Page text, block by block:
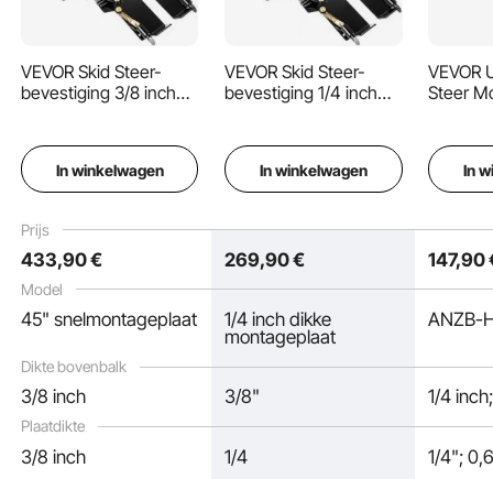
VEVOR schranklader montageplaat
Onze schrankladermontageplaat is gemaakt van 50 gauge staal en
biedt het een enorme weerstand tegen druk en roest. Bovendien is het
eenvoudig te installeren en veelzijdig.
Prijs
Model
Dikte bovenbalk
Plaatdikte
VEVOR Skid Steer-
bevestiging 3/8 inch
85 lbs Skid Steer-
bevestiging 18,5 inch
hoogte
Snelbevestiging Skid
Steer-bevestigingen
voor bakken, ploegen,
vorken
In winkelwagen
VEVOR Skid Steer-
bevestiging 1/4 inch
Binnenbreedte 45 inch
Skid Steer-bevestiging
18,5 inch Hoogte
voor scheppen,
In winkelwagen
VEVOR
Steer
lbs, In
433,90€ 269,90€ 147,90
45" snelmontageplaat
1/4 inch dikke
montageplaat
ANZB-
3/8 inch 3/8" 1/4
3/8 inch 1/4 1/4";